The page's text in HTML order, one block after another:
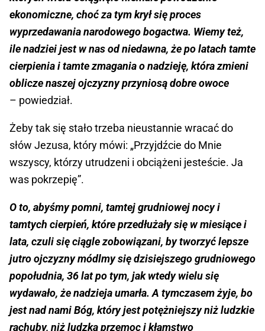
ekonomiczne, choć za tym krył się proces
wyprzedawania narodowego bogactwa. Wiemy też,
ile nadziei jest w nas od niedawna, że po latach tamte
cierpienia i tamte zmagania o nadzieję, która zmieni
oblicze naszej ojczyzny przyniosą dobre owoce
– powiedział.
Żeby tak się stało trzeba nieustannie wracać do
słów Jezusa, który mówi: „Przyjdźcie do Mnie
wszyscy, którzy utrudzeni i obciążeni jesteście. Ja
was pokrzepię”.
O to, abyśmy pomni, tamtej grudniowej nocy i
tamtych cierpień, które przedłużały się w miesiące i
lata, czuli się ciągle zobowiązani, by tworzyć lepsze
jutro ojczyzny módlmy się dzisiejszego grudniowego
popołudnia, 36 lat po tym, jak wtedy wielu się
wydawało, że nadzieja umarła. A tymczasem żyje, bo
jest nad nami Bóg, który jest potężniejszy niż ludzkie
rachuby, niż ludzka przemoc i kłamstwo